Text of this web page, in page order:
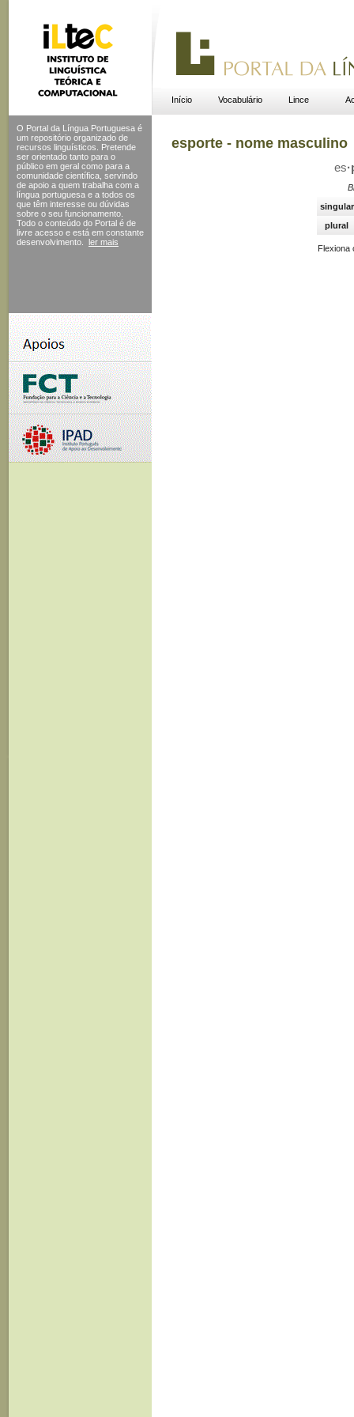
Início Vocabulário Lince
O Portal da Língua Portuguesa é
um repositório organizado de
recursos linguísticos. Pretende
ser orientado tanto para o
público em geral como para a
comunidade científica, servindo
de apoio a quem trabalha com a
língua portuguesa e a todos os
que têm interesse ou dúvidas
sobre o seu funcionamento.
Todo o conteúdo do Portal é de
livre acesso e está em constante
desenvolvimento.
ler mais
esporte - nome masculino
es·
singular
plural
Flexiona